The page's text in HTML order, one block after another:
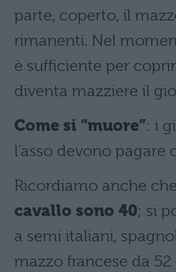
parte, coperto, il
rimanenti. Nel
è sufficiente per
diventa mazziere il
Come si “muore”: i
l’asso devono pagare
Ricordiamo anche
cavallo sono 40; si
a semi italiani,
mazzo francese da